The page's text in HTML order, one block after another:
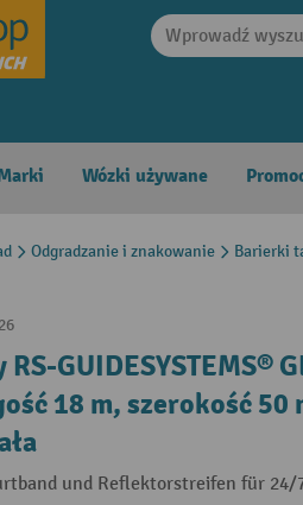
Wózki używane
Odgradzanie i znakowanie Barierki
GUIDESYSTEMS®
18 m, szerokość
und Reflektorstreifen für